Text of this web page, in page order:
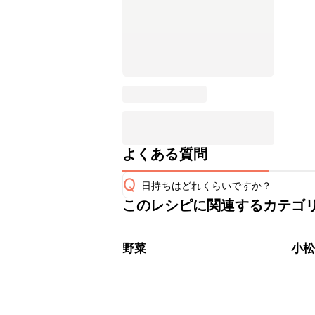
よくある質問
Q 日持ちはどれくらいですか？
保存期間は冷蔵で翌日中が目安です
※日持ちは目安です。
このレシピに関連するカテゴ
野菜 小